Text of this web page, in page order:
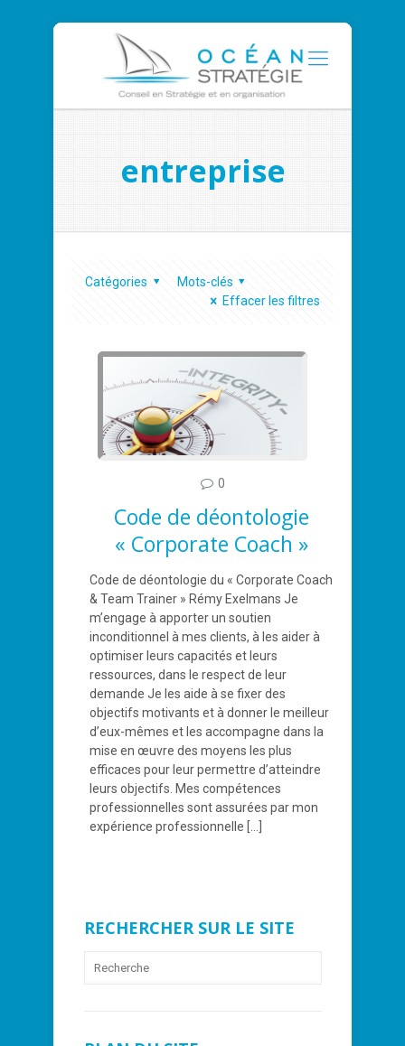
entreprise
Catégories
Mots-clés
Effacer les filtres
0
Code de déontologie
« Corporate Coach »
Code de déontologie du « Corporate Coach
& Team Trainer » Rémy Exelmans Je
m’engage à apporter un soutien
inconditionnel à mes clients, à les aider à
optimiser leurs capacités et leurs
ressources, dans le respect de leur
demande Je les aide à se fixer des
objectifs motivants et à donner le meilleur
d’eux-mêmes et les accompagne dans la
mise en œuvre des moyens les plus
efficaces pour leur permettre d’atteindre
leurs objectifs. Mes compétences
professionnelles sont assurées par mon
expérience professionnelle
RECHERCHER SUR LE SITE